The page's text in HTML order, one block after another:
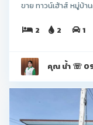
ขาย ทาวน์เฮ้าส์ หมู่บ้า
2 2 1
คุณ น้ำ ☏